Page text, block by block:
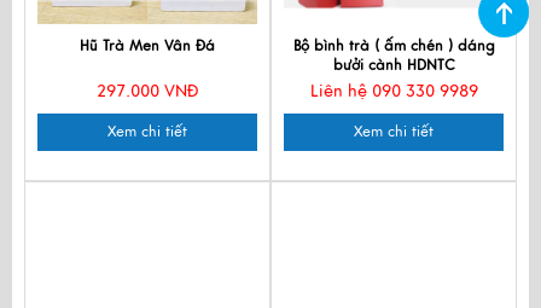
Hũ Trà Men Vân Đá
297.000 VNĐ
Xem chi tiết
Bộ bình trà ( ấm chén ) dáng
bưởi cành HDNTC
Liên hệ 090 330 9989
Xem chi tiết